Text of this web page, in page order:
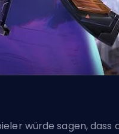
würde sagen, dass